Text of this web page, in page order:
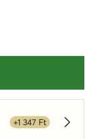
+1 347 Ft